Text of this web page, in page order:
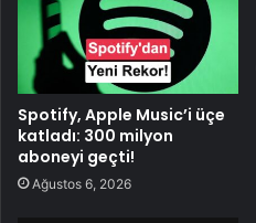
Spotify, Apple Music’i üçe
katladı: 300 milyon
aboneyi geçti!
Ağustos 6, 2026